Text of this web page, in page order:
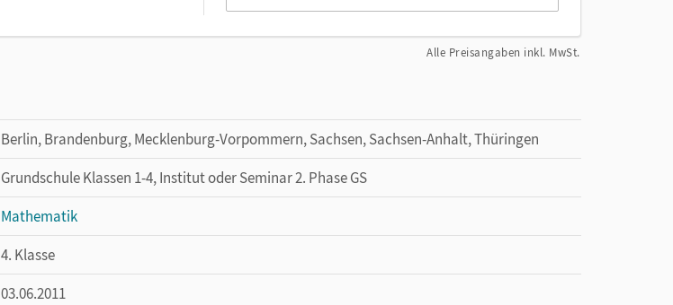
Alle Preisangaben inkl. MwSt.
Berlin, Brandenburg, Mecklenburg-Vorpommern, Sachsen, Sachsen-Anhalt, Thüringen
Grundschule Klassen 1-4, Institut oder Seminar 2. Phase GS
Mathematik
4. Klasse
03.06.2011